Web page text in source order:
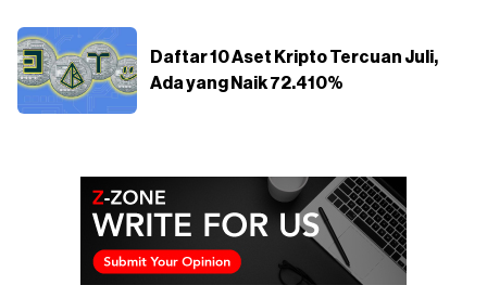
Daftar 10 Aset Kripto Tercuan Juli,
Ada yang Naik 72.410%